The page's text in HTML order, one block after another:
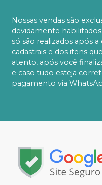
Nossas vendas são
devidamente
só são realizados após
cadastrais e dos itens
atento, após você
e caso tudo esteja
pagamento via